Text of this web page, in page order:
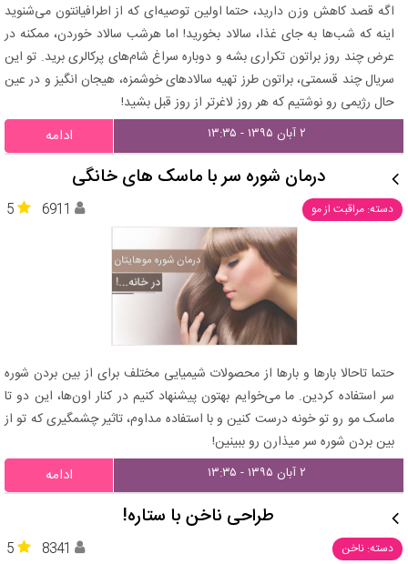
اگه قصد کاهش وزن دارید، حتما اولین توصیه‌ای که از اطرافیانتون می‌شنوید
اینه که شب‌ها به جای غذا، سالاد بخورید! اما هرشب سالاد خوردن، ممکنه در
عرض چند روز براتون تکراری بشه و دوباره سراغ شام‌های پرکالری برید. تو این
سریال چند قسمتی، براتون طرز تهیه سالادهای خوشمزه، هیجان انگیز و در عین
حال رژیمی رو نوشتیم که هر روز لاغرتر از روز قبل بشید!
۲ آبان ۱۳۹۵ - ۱۳:۳۵ ادامه
درمان شوره سر با ماسک های خانگی
دسته: مراقبت از مو 5 6911
حتما تاحالا بارها و بارها از محصولات شیمیایی مختلف برای از بین بردن شوره
سر استفاده کردین. ما می‌خوایم بهتون پیشنهاد کنیم در کنار اون‌ها، این دو تا
ماسک مو رو تو خونه درست کنین و با استفاده مداوم، تاثیر چشمگیری که تو از
بین بردن شوره سر میذارن رو ببینین!
۲ آبان ۱۳۹۵ - ۱۳:۳۵ ادامه
طراحی ناخن با ستاره!
دسته: ناخن 5 8341